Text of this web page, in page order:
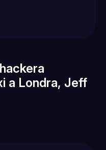
a Londra, Jeff